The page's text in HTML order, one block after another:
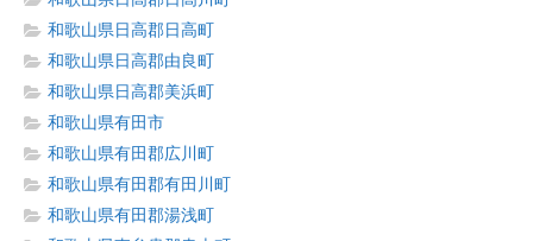
和歌山県日高郡日高町
和歌山県日高郡由良町
和歌山県日高郡美浜町
和歌山県有田市
和歌山県有田郡広川町
和歌山県有田郡有田川町
和歌山県有田郡湯浅町